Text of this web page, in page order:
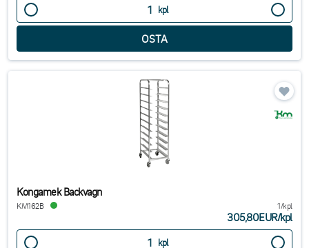
kpl
Kongamek Backvagn
KM162B 1/kpl
305,80EUR/kpl
kpl